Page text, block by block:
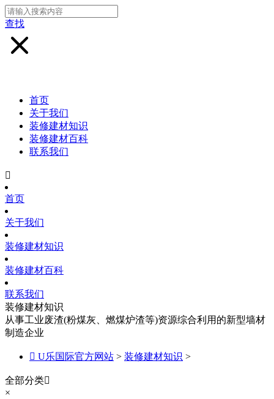
查找
首页
关于我们
装修建材知识
装修建材百科
联系我们

首页
关于我们
装修建材知识
装修建材百科
联系我们
装修建材知识
从事工业废渣(粉煤灰、燃煤炉渣等)资源综合利用的新型墙材
制造企业
 U乐国际官方网站 > 装修建材知识 >
全部分类
×